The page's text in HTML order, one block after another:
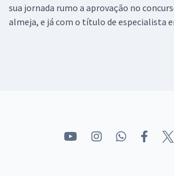
sua jornada rumo a aprovação no
almeja, e já com o título de especialista